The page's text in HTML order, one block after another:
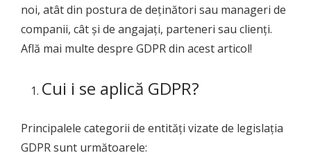
noi, atât din postura de deținători sau manageri de
companii, cât și de angajați, parteneri sau clienți.
Află mai multe despre GDPR din acest articol!
Cui i se aplică GDPR?
Principalele categorii de entități vizate de legislația
GDPR sunt următoarele: